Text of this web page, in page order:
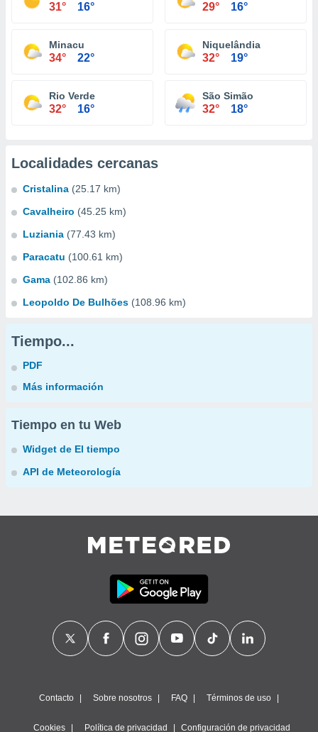
31° 16° 29° 16°
Minacu
34° 22°
Niquelândia
32° 19°
Rio Verde
32° 16°
São Simão
32° 18°
Localidades cercanas
Cristalina (25.17 km)
Cavalheiro (45.25 km)
Luziania (77.43 km)
Paracatu (100.61 km)
Gama (102.86 km)
Leopoldo De Bulhões (108.96 km)
Tiempo...
PDF
Más información
Tiempo en tu Web
Widget de El tiempo
API de Meteorología
Contacto Sobre nosotros FAQ Términos de uso
Cookies Política de privacidad Configuración de privacidad